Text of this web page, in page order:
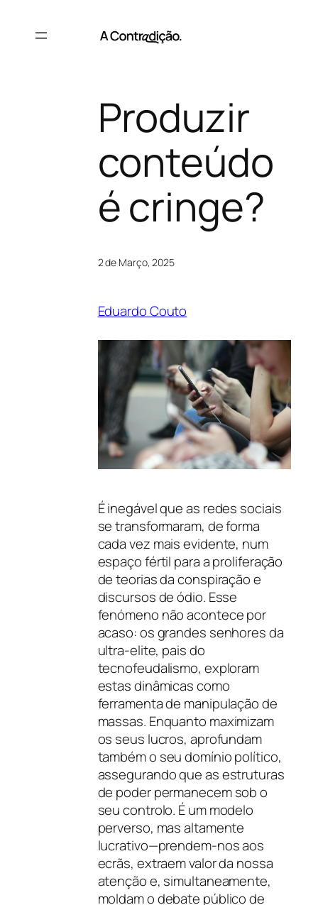
Produzir
conteúdo
é cringe?
2 de Março, 2025
Eduardo Couto
É inegável que as redes sociais
se transformaram, de forma
cada vez mais evidente, num
espaço fértil para a proliferação
de teorias da conspiração e
discursos de ódio. Esse
fenómeno não acontece por
acaso: os grandes senhores da
ultra-elite, pais do
tecnofeudalismo, exploram
estas dinâmicas como
ferramenta de manipulação de
massas. Enquanto maximizam
os seus lucros, aprofundam
também o seu domínio político,
assegurando que as estruturas
de poder permanecem sob o
seu controlo. É um modelo
perverso, mas altamente
lucrativo—prendem-nos aos
ecrãs, extraem valor da nossa
atenção e, simultaneamente,
moldam o debate público de